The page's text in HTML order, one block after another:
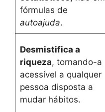
fórmulas de
autoajuda.
Desmistifica a
riqueza, tornando-a
acessível a qualquer
pessoa disposta a
mudar hábitos.